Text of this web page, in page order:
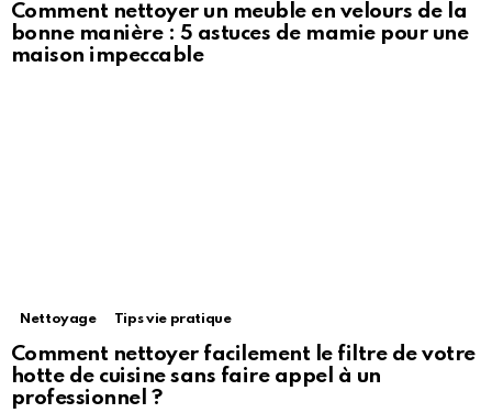
Comment nettoyer un meuble en velours de la
bonne manière : 5 astuces de mamie pour une
maison impeccable
Nettoyage Tips vie pratique
Comment nettoyer facilement le filtre de votre
hotte de cuisine sans faire appel à un
professionnel ?